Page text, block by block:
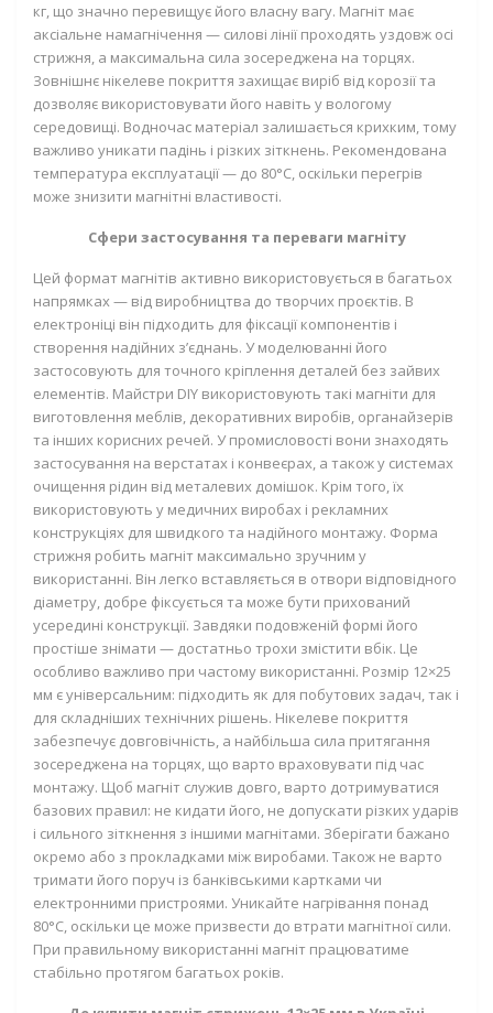
кг, що значно перевищує його власну вагу. Магніт має
аксіальне намагнічення — силові лінії проходять уздовж осі
стрижня, а максимальна сила зосереджена на торцях.
Зовнішнє нікелеве покриття захищає виріб від корозії та
дозволяє використовувати його навіть у вологому
середовищі. Водночас матеріал залишається крихким, тому
важливо уникати падінь і різких зіткнень. Рекомендована
температура експлуатації — до 80°C, оскільки перегрів
може знизити магнітні властивості.
Сфери застосування та переваги магніту
Цей формат магнітів активно використовується в багатьох
напрямках — від виробництва до творчих проєктів. В
електроніці він підходить для фіксації компонентів і
створення надійних з’єднань. У моделюванні його
застосовують для точного кріплення деталей без зайвих
елементів. Майстри DIY використовують такі магніти для
виготовлення меблів, декоративних виробів, органайзерів
та інших корисних речей. У промисловості вони знаходять
застосування на верстатах і конвеєрах, а також у системах
очищення рідин від металевих домішок. Крім того, їх
використовують у медичних виробах і рекламних
конструкціях для швидкого та надійного монтажу. Форма
стрижня робить магніт максимально зручним у
використанні. Він легко вставляється в отвори відповідного
діаметру, добре фіксується та може бути прихований
усередині конструкції. Завдяки подовженій формі його
простіше знімати — достатньо трохи змістити вбік. Це
особливо важливо при частому використанні. Розмір 12×25
мм є універсальним: підходить як для побутових задач, так і
для складніших технічних рішень. Нікелеве покриття
забезпечує довговічність, а найбільша сила притягання
зосереджена на торцях, що варто враховувати під час
монтажу. Щоб магніт служив довго, варто дотримуватися
базових правил: не кидати його, не допускати різких ударів
і сильного зіткнення з іншими магнітами. Зберігати бажано
окремо або з прокладками між виробами. Також не варто
тримати його поруч із банківськими картками чи
електронними пристроями. Уникайте нагрівання понад
80°C, оскільки це може призвести до втрати магнітної сили.
При правильному використанні магніт працюватиме
стабільно протягом багатьох років.